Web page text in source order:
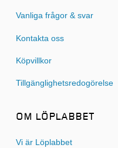
Vanliga frågor & svar
Kontakta oss
Köpvillkor
Tillgänglighetsredogörelse
OM LÖPLABBET
Vi är Löplabbet